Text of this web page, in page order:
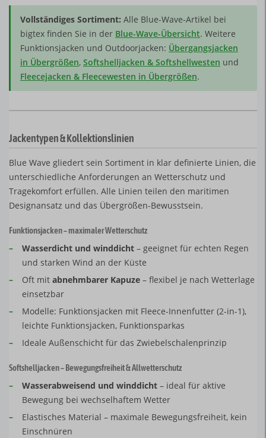
Vollständiges Sortiment: Alle Blue-Wave-Artikel bei
bigtex finden Sie in der Blue-Wave-Übersicht. Weitere
Funktionsjacken und Outdoorjacken: Übergangsjacken
in Übergrößen, Softshelljacken & Softshellwesten und
Fleecejacken & Fleecewesten in Übergrößen.
Jackentypen & Kollektionslinien
Blue Wave gliedert sein Sortiment in klar definierte Linien, die
unterschiedliche Anforderungen an Wetterschutz und
Tragekomfort erfüllen. Alle Linien teilen den maritimen
Designansatz und das Übergrößen-Bewusstsein.
Funktionsjacken – maximaler Wetterschutz
– Wasserdicht und winddicht – geeignet für echten Regen
und starken Wind an der Küste
–
Oft mit abnehmbarer Kapuze – flexibel je nach Wetterlage
einsetzbar
–
Modelle: Funktionsjacken mit Fleece-Innenfutter (2-in-1),
leichte Funktionsjacken, Funktionsparkas
–
Ideale Außenschicht für das Zwiebelschalenprinzip
Softshelljacken – Bewegungsfreiheit & Allwetterschutz
– Wasserabweisend und winddicht – ideal für aktive
Bewegung bei wechselhaftem Wetter
–
Elastisches Material – maximale Bewegungsfreiheit, kein
Einschnüren